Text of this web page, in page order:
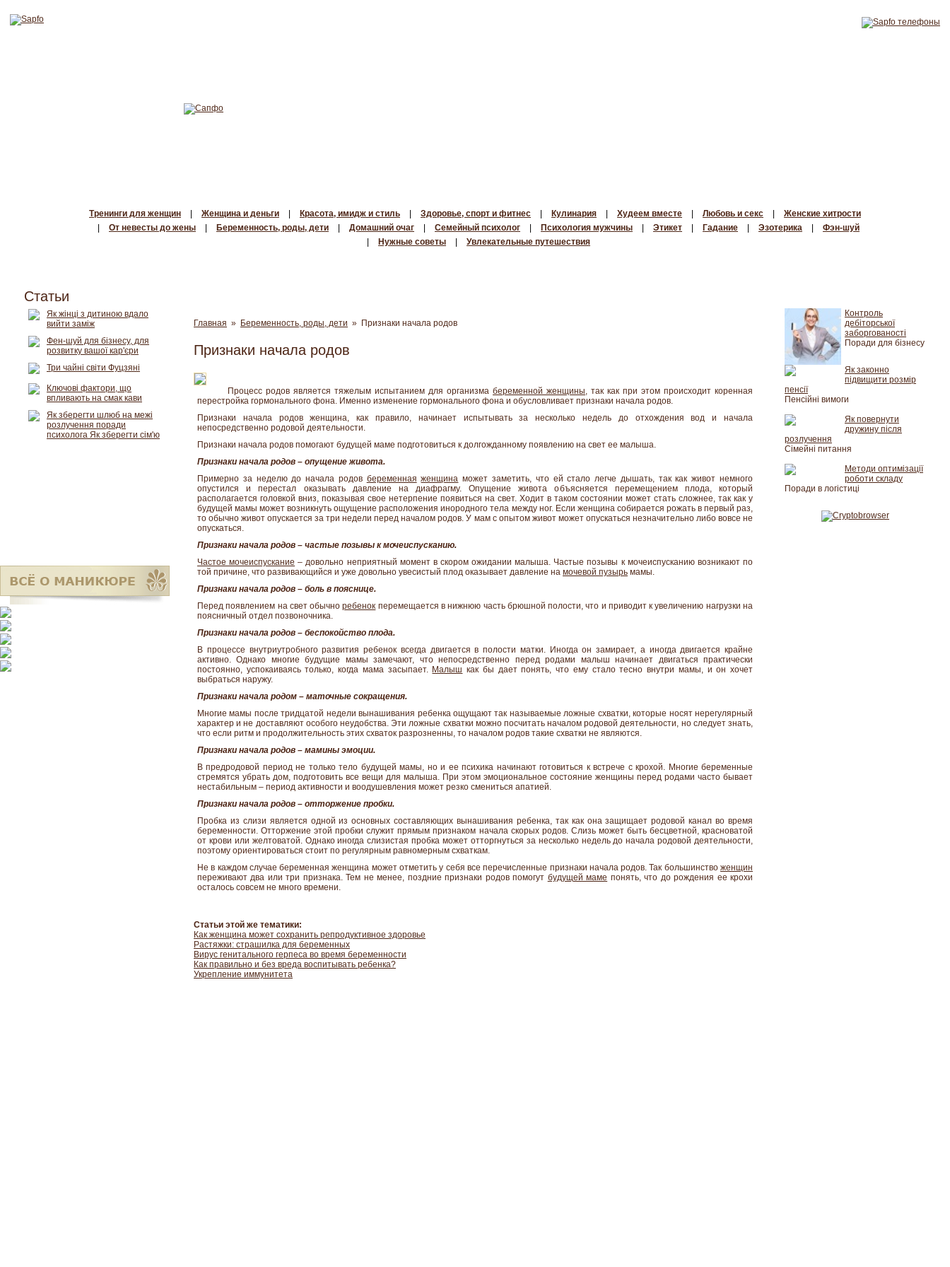
Тренинги для женщин Женщина и деньги Красота, имидж и стиль Здоровье, спорт и фитнес Кулинария Худеем вместе Любовь и секс
Женские хитрости
От невесты до жены Беременность, роды, дети Домашний очаг Семейный психолог Психология мужчины Этикет Гадание Эзотерика
Фэн-шуй
Нужные советы Увлекательные путешествия
Главная » Беременность, роды, дети » Признаки начала родов
Признаки начала родов
Процесс родов является тяжелым испытанием для организма беременной женщины, так как при этом происходит коренная
перестройка гормонального фона. Именно изменение гормонального фона и обусловливает признаки начала родов.
Признаки начала родов женщина, как правило, начинает испытывать за несколько недель до отхождения вод и начала
непосредственно родовой деятельности.
Признаки начала родов помогают будущей маме подготовиться к долгожданному появлению на свет ее малыша.
Признаки начала родов – опущение живота.
Примерно за неделю до начала родов беременная женщина может заметить, что ей стало легче дышать, так как живот немного
опустился и перестал оказывать давление на диафрагму. Опущение живота объясняется перемещением плода, который
располагается головкой вниз, показывая свое нетерпение появиться на свет. Ходит в таком состоянии может стать сложнее, так как у
будущей мамы может возникнуть ощущение расположения инородного тела между ног. Если женщина собирается рожать в первый раз,
то обычно живот опускается за три недели перед началом родов. У мам с опытом живот может опускаться незначительно либо вовсе не
опускаться.
Признаки начала родов – частые позывы к мочеиспусканию.
Частое мочеиспускание – довольно неприятный момент в скором ожидании малыша. Частые позывы к мочеиспусканию возникают по
той причине, что развивающийся и уже довольно увесистый плод оказывает давление на мочевой пузырь мамы.
Признаки начала родов – боль в пояснице.
Перед появлением на свет обычноребенок перемещается в нижнюю часть брюшной полости, что и приводит к увеличению нагрузки на
поясничный отдел позвоночника.
Признаки начала родов – беспокойство плода.
В процессе внутриутробного развития ребенок всегда двигается в полости матки. Иногда он замирает, а иногда двигается крайне
активно. Однако многие будущие мамы замечают, что непосредственно перед родами малыш начинает двигаться практически
постоянно, успокаиваясь только, когда мама засыпает. Малыш как бы дает понять, что ему стало тесно внутри мамы, и он хочет
выбраться наружу.
Признаки начала родом – маточные сокращения.
Многие мамы после тридцатой недели вынашивания ребенка ощущают так называемые ложные схватки, которые носят нерегулярный
характер и не доставляют особого неудобства. Эти ложные схватки можно посчитать началом родовой деятельности, но следует знать,
что если ритм и продолжительность этих схваток разрозненны, то началом родов такие схватки не являются.
Признаки начала родов – мамины эмоции.
В предродовой период не только тело будущей мамы, но и ее психика начинают готовиться к встрече с крохой. Многие беременные
стремятся убрать дом, подготовить все вещи для малыша. При этом эмоциональное состояние женщины перед родами часто бывает
нестабильным – период активности и воодушевления может резко смениться апатией.
Признаки начала родов – отторжение пробки.
Пробка из слизи является одной из основных составляющих вынашивания ребенка, так как она защищает родовой канал во время
беременности. Отторжение этой пробки служит прямым признаком начала скорых родов. Слизь может быть бесцветной, красноватой
от крови или желтоватой. Однако иногда слизистая пробка может отторгнуться за несколько недель до начала родовой деятельности,
поэтому ориентироваться стоит по регулярным равномерным схваткам.
Не в каждом случае беременная женщина может отметить у себя все перечисленные признаки начала родов. Так большинство женщин
переживают два или три признака. Тем не менее, поздние признаки родов помогут будущей маме понять, что до рождения ее крохи
осталось совсем не много времени.
Статьи этой же тематики:
Как женщина может сохранить репродуктивное здоровье
Растяжки: страшилка для беременных
Вирус генитального герпеса во время беременности
Как правильно и без вреда воспитывать ребенка?
Укрепление иммунитета
Статьи
Як жінці з дитиною вдало
вийти заміж
Фен-шуй для бізнесу, для
розвитку вашої кар'єри
Три чайні світи Фуцзяні
Ключові фактори, що
впливають на смак кави
Як зберегти шлюб на межі
розлучення поради
психолога Як зберегти сім'ю
Контроль
дебіторської
заборгованості
Поради для бізнесу
Як законно
підвищити розмір
пенсії
Пенсійні вимоги
Як повернути
дружину після
розлучення
Сімейні питання
Методи оптимізації
роботи складу
Поради в логістиці